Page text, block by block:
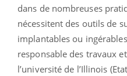
dans de nombreuses
nécessitent des outils de
implantables ou
responsable des travaux
l’université de l’Illinois